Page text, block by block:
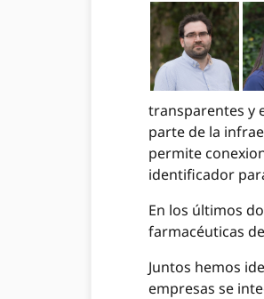
transparentes y
parte de la
permite
identificador
En los últimos
farmacéuticas
Juntos hemos
empresas se